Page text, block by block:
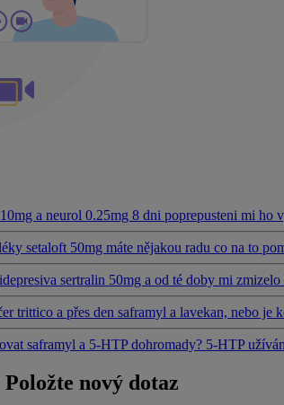
a neurol 0.25mg 8 dni poprepusteni mi ho
setaloft 50mg máte nějakou radu co na to
sertralin 50mg a od té doby mi
trittico a přes den saframyl a lavekan, nebo je
saframyl a 5-HTP dohromady? 5-HTP
nový dotaz